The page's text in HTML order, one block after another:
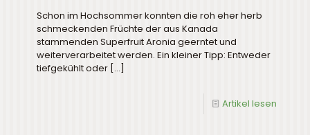
Schon im Hochsommer konnten die roh eher herb
schmeckenden Früchte der aus Kanada
stammenden Superfruit Aronia geerntet und
weiterverarbeitet werden. Ein kleiner Tipp: Entweder
tiefgekühlt oder […]
Artikel lesen